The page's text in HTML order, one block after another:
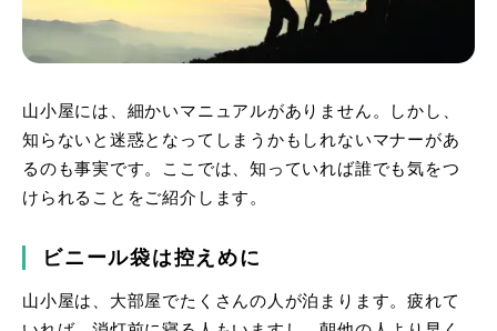
山小屋には、細かいマニュアルがありません。しかし、
知らないと迷惑となってしまうかもしれないマナーがあ
るのも事実です。ここでは、知っていれば誰でも気をつ
けられることをご紹介します。
ビニール袋は控えめに
山小屋は、大部屋でたくさんの人が泊まります。疲れて